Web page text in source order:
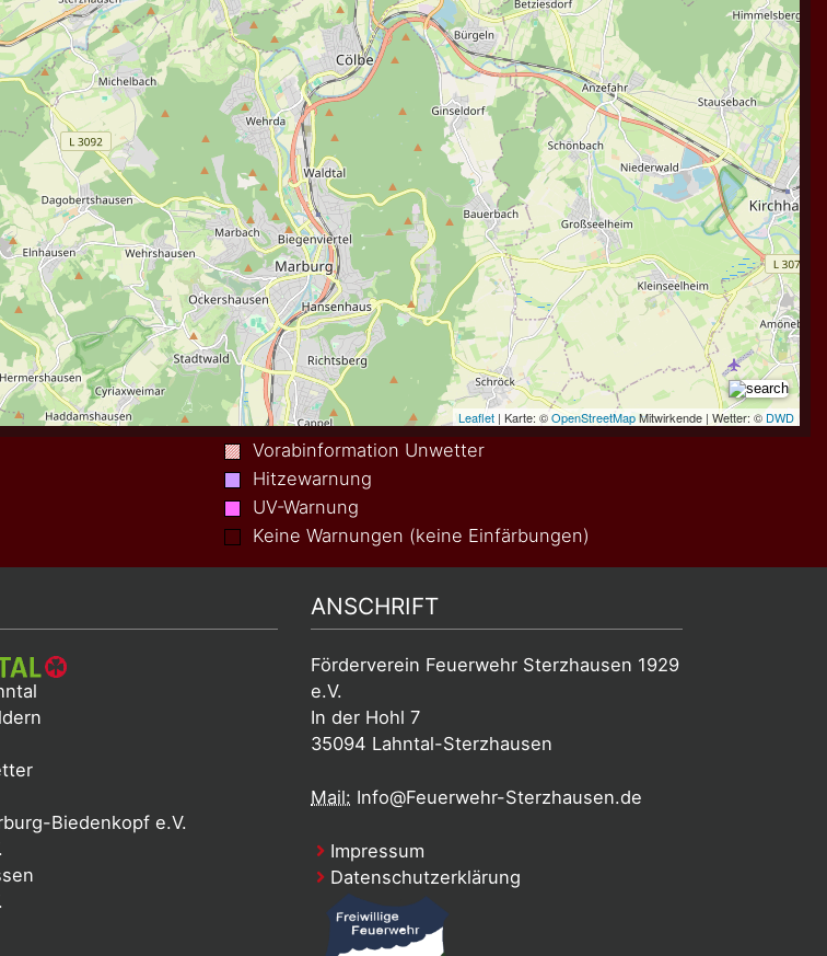
Vorabinformation Unwetter
Hitzewarnung
UV-Warnung
Keine Warnungen (keine Einfärbungen)
Biedenkopf e.V.
ANSCHRIFT
Förderverein Feuerwehr Sterzhausen 1929
e.V.
In der Hohl 7
35094 Lahntal-Sterzhausen
Mail: Info@Feuerwehr-Sterzhausen.de
Impressum
Datenschutzerklärung